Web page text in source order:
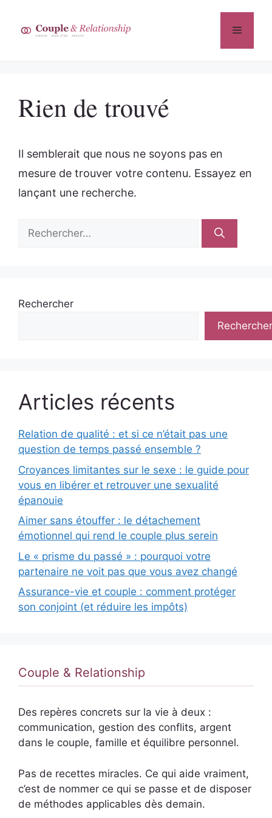
contenu
Menu
Rien de trouvé
Il semblerait que nous ne soyons pas en
mesure de trouver votre contenu. Essayez en
lançant une recherche.
Rechercher :
Rechercher
Rechercher
Articles récents
Relation de qualité : et si ce n’était pas une
question de temps passé ensemble ?
Croyances limitantes sur le sexe : le guide pour
vous en libérer et retrouver une sexualité
épanouie
Aimer sans étouffer : le détachement
émotionnel qui rend le couple plus serein
Le « prisme du passé » : pourquoi votre
partenaire ne voit pas que vous avez changé
Assurance-vie et couple : comment protéger
son conjoint (et réduire les impôts)
Couple & Relationship
Des repères concrets sur la vie à deux :
communication, gestion des conflits, argent
dans le couple, famille et équilibre personnel.
Pas de recettes miracles. Ce qui aide vraiment,
c’est de nommer ce qui se passe et de disposer
de méthodes applicables dès demain.